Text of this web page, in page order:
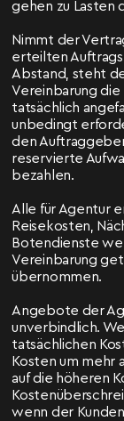
gehen zu Lasten
Nimmt der
erteilten
Abstand, steht
Vereinbarung die
tatsächlich
unbedingt
den
reservierte
bezahlen.
Alle für Agentur
Reisekosten,
Botendienste
Vereinbarung
übernommen.
Angebote der
unverbindlich.
tatsächlichen
Kosten um mehr
auf die höheren
wenn der